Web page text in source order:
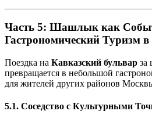
Часть 5: Шашлык как
Гастрономический Туризм
Поездка на Кавказский бульвар за
превращается в небольшой
для жителей других районов
5.1. Соседство с Культурными